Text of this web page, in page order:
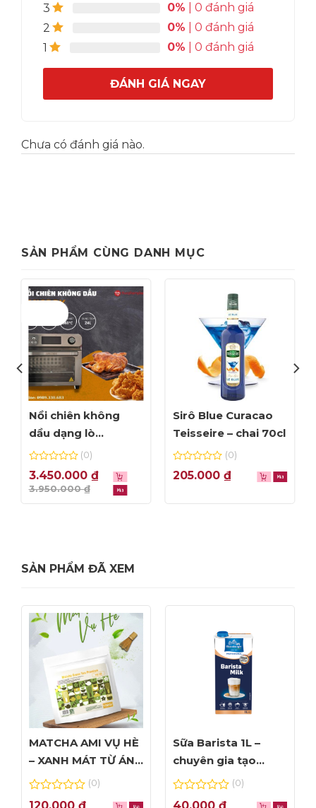
3 0% | 0 đánh giá
2
0% | 0 đánh giá
1
0% | 0 đánh giá
ĐÁNH GIÁ NGAY
Chưa có đánh giá nào.
SẢN PHẨM CÙNG DANH MỤC
Giảm giá!
Nồi chiên không
dầu dạng lò
Amicook Air Fryer
Oven 24L – màu bạc
0
out
of
5
(0)
3.450.000 ₫
3.950.000₫
Sirô Blue Curacao
Teisseire – chai 70cl
0
out
5
(0)
205.000 ₫
SẢN PHẨM ĐÃ XEM
MATCHA AMI VỤ HÈ
– XANH MÁT TỪ ÁNH
NHÌN ĐẦU TIÊN
0
(0)
120.000 ₫
Sữa Barista 1L –
chuyên gia tạo
Foam đỉnh cao
0
(0)
40.000 ₫